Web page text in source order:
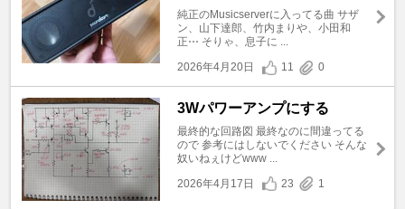
純正のMusicserverに入ってる曲 サザ
ン、山下達郎、竹内まりや、小田和
正⋯ そりゃ、息子に ...
2026年4月20日
11 0
3Wパワーアンプにする
最終的な回路図 最終なのに間違ってる
ので 参考にはしないでください そんな
奴いねぇけどwww ...
2026年4月17日
23 1